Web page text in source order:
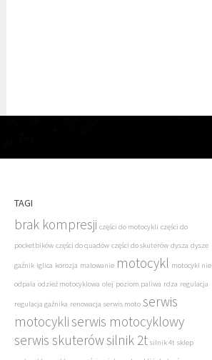
TAGI
brak kompresji części do motocykli części do
pocketbików części do quadów części do skuterów dysza dysze
gaźnik iglica korozja malowanie motocykl motocykl nie
odpala odzież motocyklowa olej poziom paliwa rdza regulacja
regulacja gaźnika renowacja serwis moto serwis
motocykliserwis motocyklowy
serwis skuterówsilnik 2t silnik 4t sklep